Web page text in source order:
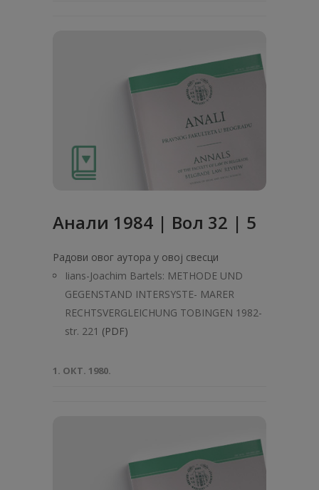
Анaли 1984 | Вол 32 | 5
Радови овог аутора у овој свесци
Iians-Joachim Bartels: METHODE UND
GEGENSTAND INTERSYSTE- MARER
RECHTSVERGLEICHUNG TOBINGEN 1982-
str. 221 (PDF)
1. ОКТ. 1980.